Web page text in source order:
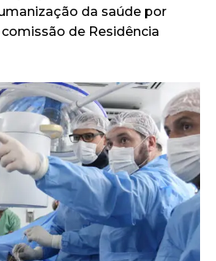
da saúde por
de Residência